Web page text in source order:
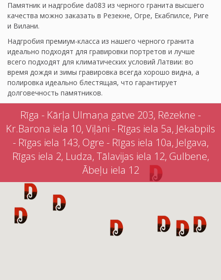
Памятник и надгробие da083 из черного гранита высшего
качества можно заказать в Резекне, Огре, Екабпилсе, Риге
и Вилани.
Надгробия премиум-класса из нашего черного гранита
идеально подходят для гравировки портретов и лучше
всего подходят для климатических условий Латвии: во
время дождя и зимы гравировка всегда хорошо видна, а
полировка идеально блестящая, что гарантирует
долговечность памятников.
Rīga - Kārļa Ulmaņa gatve 203, Rēzekne -
Kr.Barona iela 10, Viļāni - Rīgas iela 5a, Jēkabpils
- Rīgas iela 143, Ogre - Rīgas iela 10a, Jelgava,
Rīgas iela 2, Ludza, Tālavijas iela 12, Gulbene,
Ābeļu iela 12